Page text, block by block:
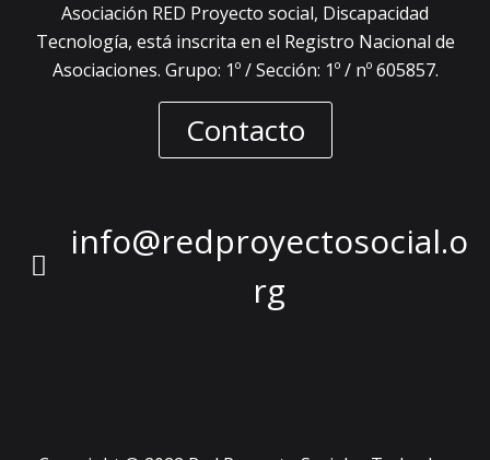
Asociación RED Proyecto social, Discapacidad
Tecnología, está inscrita en el Registro Nacional de
Asociaciones. Grupo: 1º / Sección: 1º / nº 605857.
Contacto
info@redproyectosocial.o
rg